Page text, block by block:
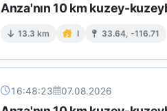
Anza'nın 10 km kuzey-
13.3 km I 33.64, -116.71
16:48:23 07.08.2026